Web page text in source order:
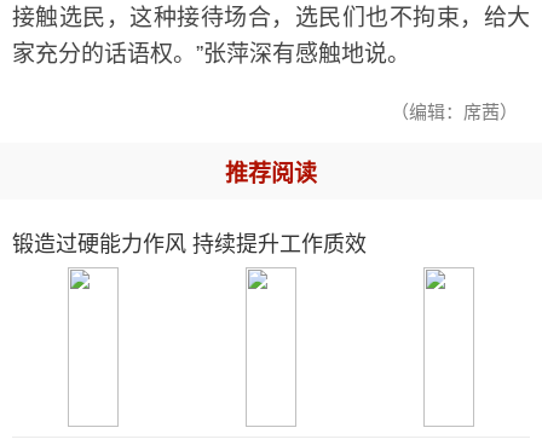
接触选民，这种接待场合，选民们也不拘束，给大
家充分的话语权。”张萍深有感触地说。
（编辑：席茜）
推荐阅读
锻造过硬能力作风 持续提升工作质效